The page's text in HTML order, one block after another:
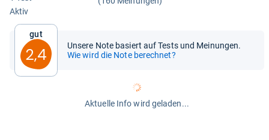
Aktiv
Gut
2,4
Unsere Note basiert auf Tests und Meinungen.
Wie wird die Note berechnet?
Aktuelle Info wird geladen...